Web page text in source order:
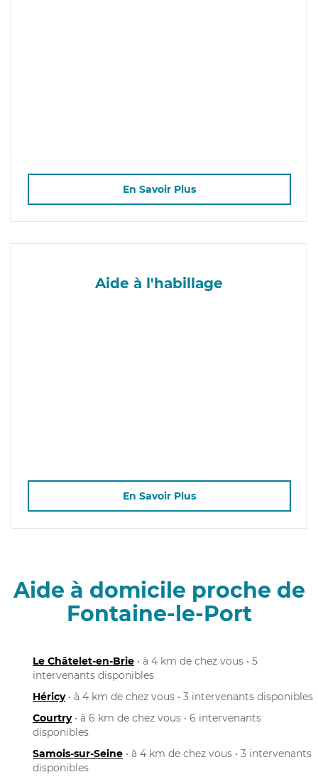
En Savoir Plus
Aide à l'habillage
En Savoir Plus
Aide à domicile proche de
Fontaine-le-Port
Le Châtelet-en-Brie • à 4 km de chez vous • 5
intervenants disponibles
Héricy• à 4 km de chez vous • 3 intervenants disponibles
Courtry• à 6 km de chez vous • 6 intervenants
disponibles
Samois-sur-Seine • à 4 km de chez vous • 3 intervenants
disponibles